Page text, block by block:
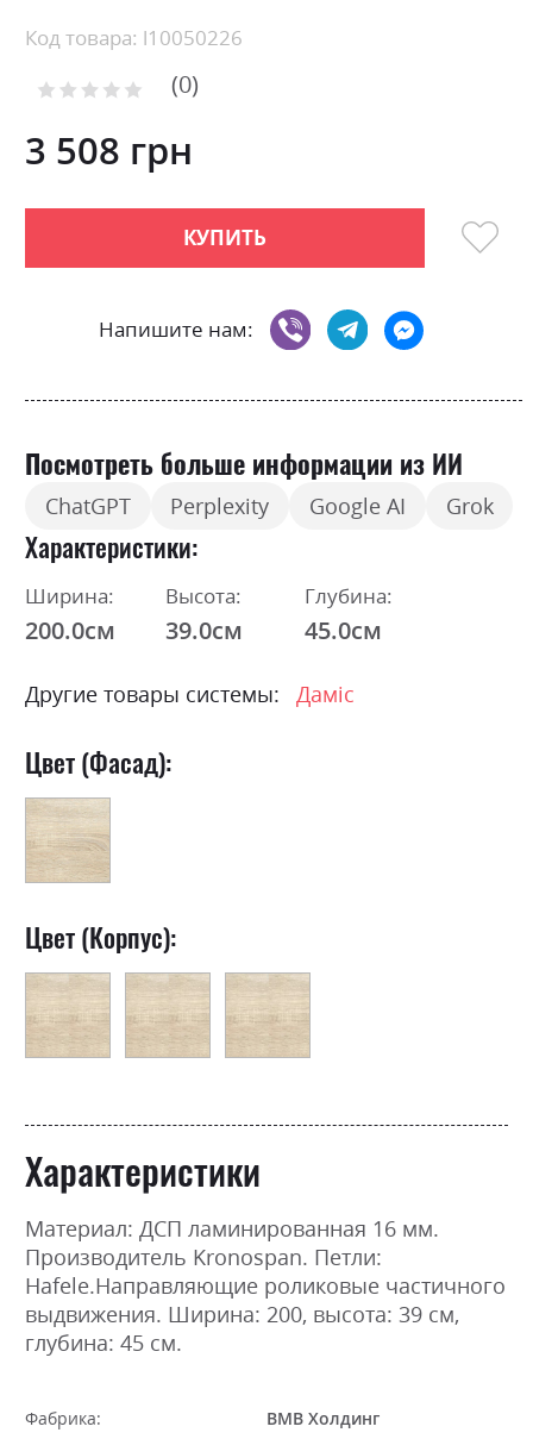
beginning
the
gallery
Код товара: l10050226
Рейтинг: 0
3 508 грн
КУПИТЬ
Напишите нам:
Посмотреть больше информации из ИИ
ChatGPT Perplexity Google AI Grok
Характеристики
Ширина:
200.0см
Высота:
39.0см
Глубина:
45.0см
Другие товары системы: Даміс
Цвет (Фасад):
Цвет (Корпус):
Характеристики
Материал: ДСП ламинированная 16 мм.
Производитель Kronospan. Петли:
Hafele.Направляющие роликовые частичного
выдвижения. Ширина: 200, высота: 39 см,
глубина: 45 см.
Фабрика:
ВМВ Холдинг